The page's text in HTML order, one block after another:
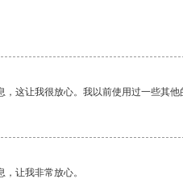
这让我很放心。我以前使用过一些其
让我非常放心。